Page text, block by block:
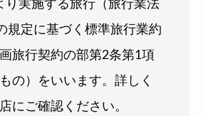
り実施する旅行（旅行業法
規定に基づく標準旅行業約
旅行契約の部第2条第1項
の）をいいます。詳しく
にご確認ください。